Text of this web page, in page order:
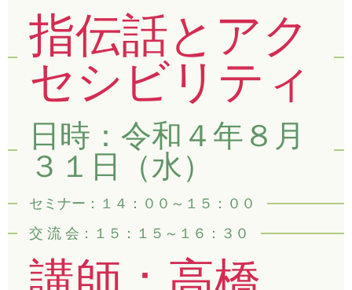
指伝話とアク
セシビリティ
日時：令和４年８月
３１日（水）
セミナー：１４：００～１５：００
交 流 会：１５：１５～１６：３０